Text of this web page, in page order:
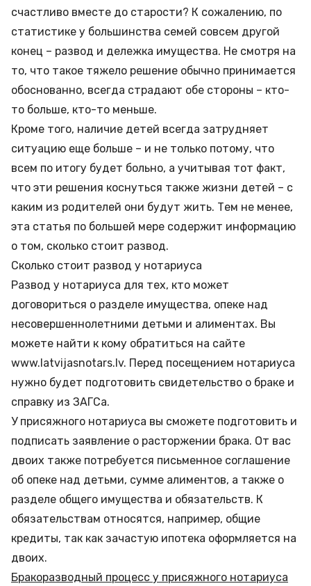
счастливо вместе до старости? К сожалению, по
статистике у большинства семей совсем другой
конец – развод и дележка имущества. Не смотря на
то, что такое тяжело решение обычно принимается
обоснованно, всегда страдают обе стороны – кто-
то больше, кто-то меньше.
Кроме того, наличие детей всегда затрудняет
ситуацию еще больше – и не только потому, что
всем по итогу будет больно, а учитывая тот факт,
что эти решения коснуться также жизни детей – с
каким из родителей они будут жить. Тем не менее,
эта статья по большей мере содержит информацию
о том, сколько стоит развод.
Сколько стоит развод у нотариуса
Развод у нотариуса для тех, кто может
договориться о разделе имущества, опеке над
несовершеннолетними детьми и алиментах. Вы
можете найти к кому обратиться на сайте
www.latvijasnotars.lv. Перед посещением нотариуса
нужно будет подготовить свидетельство о браке и
справку из ЗАГСа.
У присяжного нотариуса вы сможете подготовить и
подписать заявление о расторжении брака. От вас
двоих также потребуется письменное соглашение
об опеке над детьми, сумме алиментов, а также о
разделе общего имущества и обязательств. К
обязательствам относятся, например, общие
кредиты, так как зачастую ипотека оформляется на
двоих.
Бракоразводный процесс у присяжного нотариуса